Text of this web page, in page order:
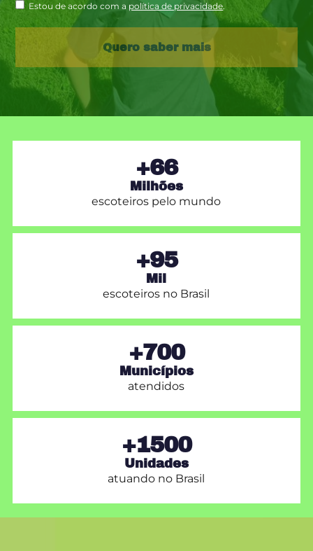
Estou de acordo com a política de privacidade.
+66
Milhões
escoteiros pelo mundo
+95
Mil
escoteiros no Brasil
+700
Municípios
atendidos
+1500
Unidades
atuando no Brasil